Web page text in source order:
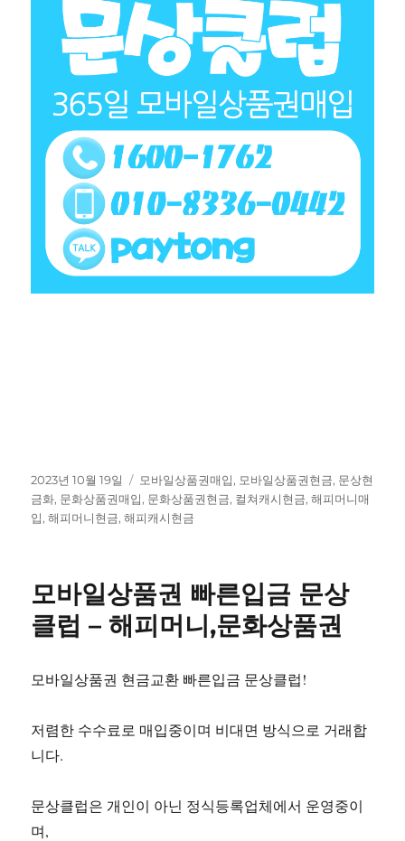
작
성
일
2023년 10월 19일
태
그
모바일상품권매입, 모바일상품권현금, 문상현
금화, 문화상품권매입, 문화상품권현금, 컬쳐캐시현금,해피머니매
입,해피머니현금,해피캐시현금
모바일상품권 빠른입금 문상
클럽 – 해피머니,문화상품권
모바일상품권 현금교환 빠른입금 문상클럽!
저렴한 수수료로 매입중이며 비대면 방식으로 거래합
니다.
문상클럽은 개인이 아닌 정식등록업체에서 운영중이
며,